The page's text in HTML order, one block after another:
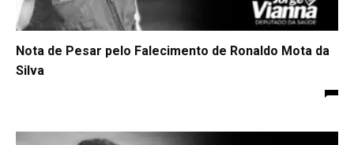
Nota de Pesar pelo Falecimento de Ronaldo Mota da
Silva